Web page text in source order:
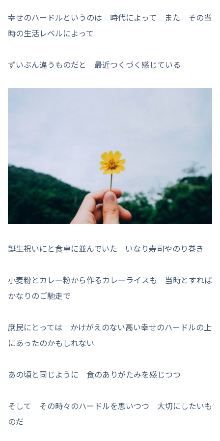
幸せのハードルというのは 時代によって また その当
時の生活レベルによって
ずいぶん違うものだと 最近つくづく感じている
誕生祝いにと食卓に並んでいた いなり寿司やのり巻き
小麦粉とカレー粉から作るカレーライスも 当時とすれば
かなりのご馳走で
庶民にとっては かけがえのない高い幸せのハードルの上
にあったのかもしれない
あの頃と同じように 食のありがたみを感じつつ
そして その時々のハードルを思いつつ 大切にしたいも
のだ